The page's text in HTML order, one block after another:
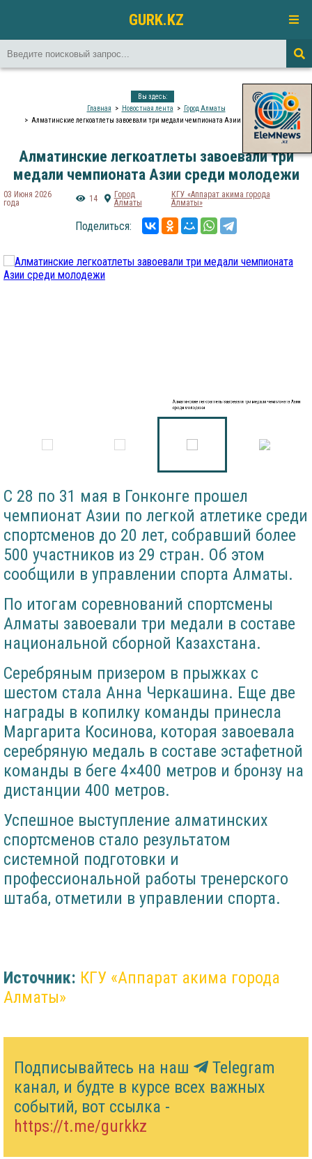
GURK.KZ
Вы здесь:
Главная
Новостная лента
Город Алматы
Алматинские легкоатлеты завоевали три медали чемпионата Азии среди молодежи
Алматинские легкоатлеты завоевали три
медали чемпионата Азии среди молодежи
03 Июня 2026
года
14
Город
Алматы
КГУ «Аппарат акима города
Алматы»
Поделиться:
Алматинские легкоатлеты завоевали три медали чемпионата Азии
среди молодежи
С 28 по 31 мая в Гонконге прошел
чемпионат Азии по легкой атлетике среди
спортсменов до 20 лет, собравший более
500 участников из 29 стран. Об этом
сообщили в управлении спорта Алматы.
По итогам соревнований спортсмены
Алматы завоевали три медали в составе
национальной сборной Казахстана.
Серебряным призером в прыжках с
шестом стала Анна Черкашина. Еще две
награды в копилку команды принесла
Маргарита Косинова, которая завоевала
серебряную медаль в составе эстафетной
команды в беге 4×400 метров и бронзу на
дистанции 400 метров.
Успешное выступление алматинских
спортсменов стало результатом
системной подготовки и
профессиональной работы тренерского
штаба, отметили в управлении спорта.
Источник: КГУ «Аппарат акима города
Алматы»
Подписывайтесь на наш
Telegram
канал, и будте в курсе всех важных
событий, вот ссылка -
https://t.me/gurkkz